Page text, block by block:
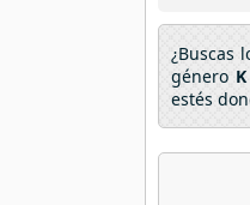
¿Buscas
género
estés